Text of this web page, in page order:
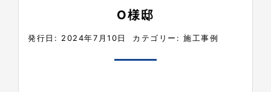
O様邸
発行日: 2024年7月10日 カテゴリー:施工事例